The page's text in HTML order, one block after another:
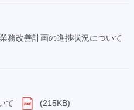
務改善計画の進捗状況について
て
(215KB)